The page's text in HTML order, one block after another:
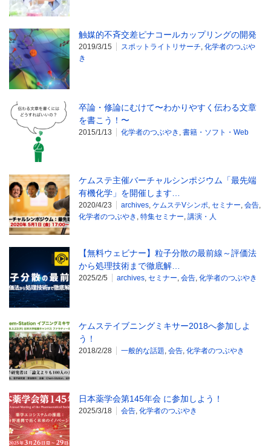
触媒的不斉交差ピナコールカップリングの開発
2019/3/15 スポットライトリサーチ, 化学者のつぶや
き
卒論・修論にむけて〜わかりやすく伝わる文章
を書こう！〜
2015/1/13 化学者のつぶやき , 書籍・ソフト・Web
ケムステ主催バーチャルシンポジウム「最先端
有機化学」を開催します…
2020/4/23 archives, ケムステVシンポ, セミナー, 会告,
化学者のつぶやき , 特集セミナー, 講演・人
【無料ウェビナー】粒子分散の最前線～評価法
から処理技術まで徹底解…
2025/2/5 archives, セミナー, 会告, 化学者のつぶやき
ケムステイブニングミキサー2018へ参加しよ
う！
2018/2/28 一般的な話題, 会告, 化学者のつぶやき
日本薬学会第145年会 に参加しよう！
2025/3/18 会告, 化学者のつぶやき